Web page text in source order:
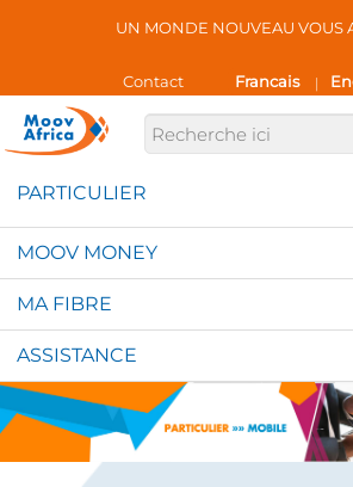
UN MONDE NOUVEAU VOUS
Contact Francais |
MOOV MONEY
MA FIBRE
ASSISTANCE